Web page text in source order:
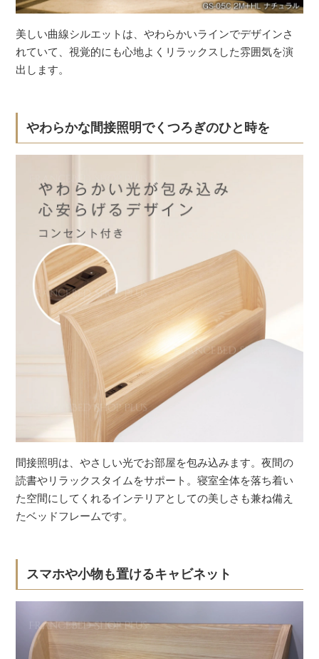
美しい曲線シルエットは、やわらかいラインでデザインさ
れていて、視覚的にも心地よくリラックスした雰囲気を演
出します。
やわらかな間接照明でくつろぎのひと時を
間接照明は、やさしい光でお部屋を包み込みます。夜間の
読書やリラックスタイムをサポート。寝室全体を落ち着い
た空間にしてくれるインテリアとしての美しさも兼ね備え
たベッドフレームです。
スマホや小物も置けるキャビネット